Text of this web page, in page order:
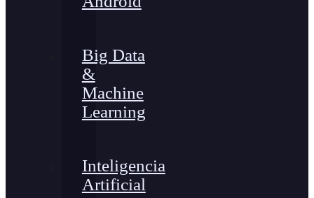
Big Data
&
Machine
Learning
Inteligencia
Artificial